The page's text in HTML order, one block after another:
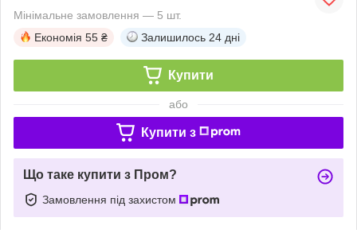
Мінімальне замовлення — 5 шт.
Економія 55 ₴ Залишилось 24 дні
Купити
або
Купити з
Що таке купити з Пром?
Замовлення під захистом